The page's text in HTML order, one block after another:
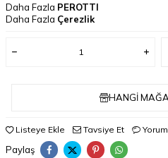
Daha Fazla PEROTTI
Daha Fazla Çerezlik
HANGI
Listeye Ekle Tavsiye Et
Paylaş